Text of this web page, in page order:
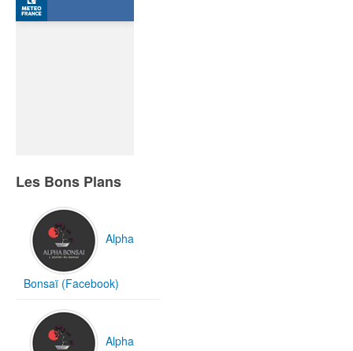
Les Bons Plans
Alpha
Bonsaï (Facebook)
Alpha